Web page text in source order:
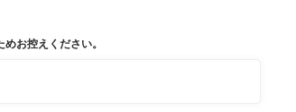
お控えください。